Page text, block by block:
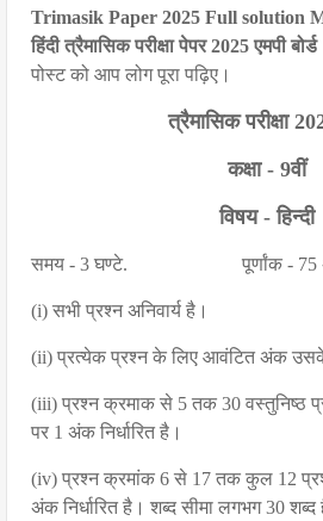
Trimasik Paper 2025 Full solution
हिंदी त्रैमासिक परीक्षा पेपर 2025 एमपी
पोस्ट को आप लोग पूरा पढ़िए।
त्रैमासिक परीक्षा
कक्षा - 9वीं
विषय - हिन्दी
समय - 3 घण्टे. पूर्णांक - 75
(i) सभी प्रश्न अनिवार्य है।
(ii) प्रत्येक प्रश्न के लिए आवंटित अंक
(iii) प्रश्न क्रमाक से 5 तक 30 वस्तुनिष्ठ
पर 1 अंक निर्धारित है।
(iv) प्रश्न क्रमांक 6 से 17 तक कुल 12
अंक निर्धारित है। शब्द सीमा लगभग 30 शब्द